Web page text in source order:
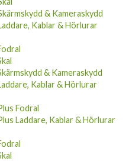
Kablar & Hörlurar
& Kameraskydd
Kablar & Hörlurar
Fodral
Laddare, Kablar & Hörlurar
& Kameraskydd